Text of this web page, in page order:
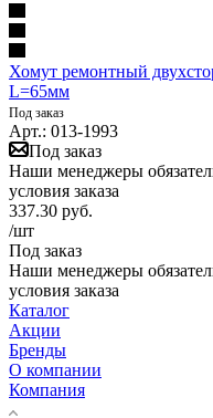
Хомут ремонтный
L=65мм
Под заказ
Арт.: 013-1993
Под заказ
Наши менеджеры
условия заказа
337.30 руб.
/шт
Под заказ
Наши менеджеры
условия заказа
Каталог
Акции
Бренды
О компании
Компания